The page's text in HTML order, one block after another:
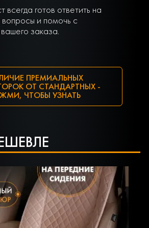
готов ответить на
и помочь с
заказа.
ПРЕМИАЛЬНЫХ
ОТ СТАНДАРТНЫХ -
ЧТОБЫ УЗНАТЬ